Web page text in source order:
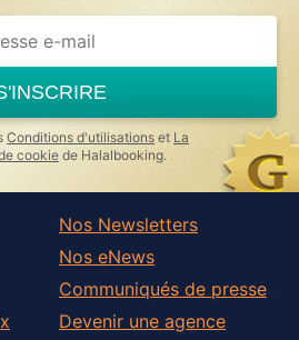
Conditions d'utilisations et La
cookie de Halalbooking.
Nos Newsletters
Nos eNews
Communiqués de presse
Devenir une agence